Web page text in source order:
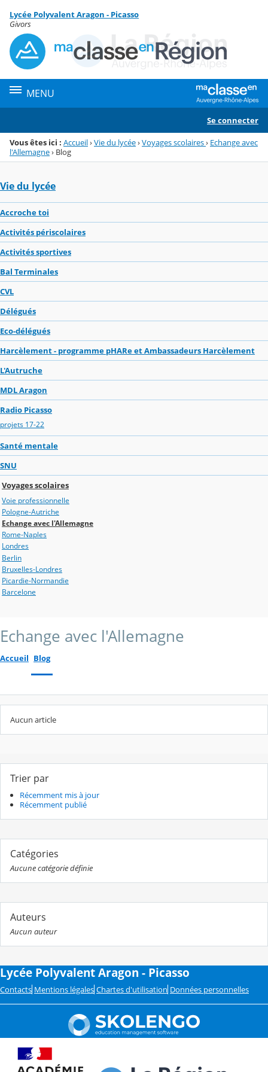
Menu de la rubrique
Contenu
Lycée Polyvalent Aragon - Picasso
Givors
MENU
Se connecter
Vous êtes ici : Accueil›Vie du lycée›Voyages scolaires› Echange avec
l'Allemagne› Blog
Vie du lycée
Accroche toi
Activités périscolaires
Activités sportives
Bal Terminales
CVL
Délégués
Eco-délégués
Harcèlement - programme pHARe et Ambassadeurs Harcèlement
L'Autruche
MDL Aragon
Radio Picasso
projets 17-22
Santé mentale
SNU
Voyages scolaires
Voie professionnelle
Pologne-Autriche
Echange avec l'Allemagne
Rome-Naples
Londres
Berlin
Bruxelles-Londres
Picardie-Normandie
Barcelone
Echange avec l'Allemagne
Accueil Blog
Aucun article
Trier par
Récemment mis à jour
Récemment publié
Catégories
Aucune catégorie définie
Auteurs
Aucun auteur
Lycée Polyvalent Aragon - Picasso
Contacts Mentions légales Chartes d'utilisation Données personnelles